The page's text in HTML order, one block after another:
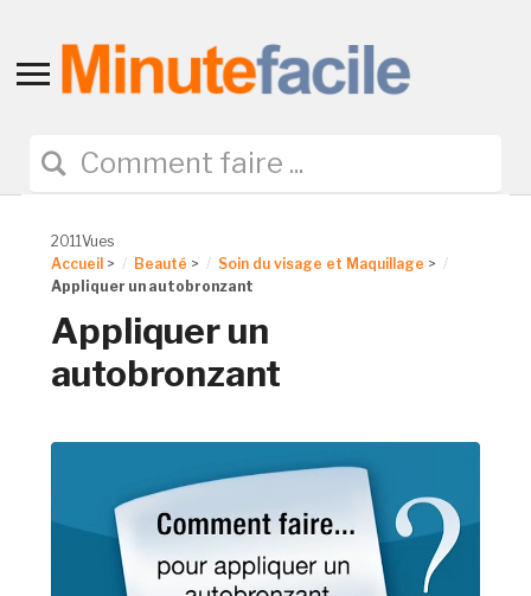
Toggle
navigation
2011Vues
Accueil > Beauté > Soin du visage et Maquillage >
Appliquer un autobronzant
Appliquer un
autobronzant